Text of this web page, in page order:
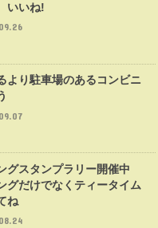
いいね!
より駐車場のあるコンビニ
グスタンプラリー開催中
グだけでなくティータイム
ね